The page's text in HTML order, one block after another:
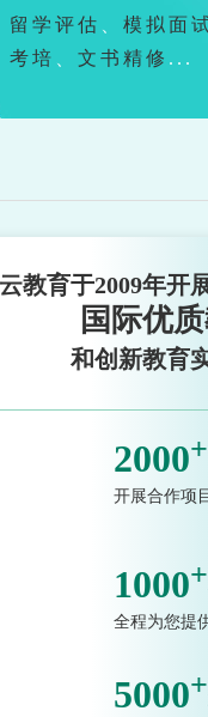
留学评估
模拟面
考培
文书精修 ...
教育于2009年开
国际优
和创新教育
2000+
开展合作项
1000+
全程为您提
5000+